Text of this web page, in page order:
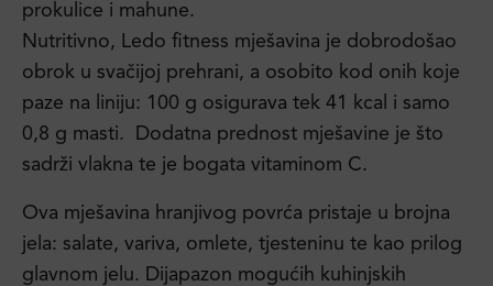
prokulice i mahune.
Nutritivno, Ledo fitness mješavina je dobrodošao
obrok u svačijoj prehrani, a osobito kod onih koje
paze na liniju: 100 g osigurava tek 41 kcal i samo
0,8 g masti. Dodatna prednost mješavine je što
sadrži vlakna te je bogata vitaminom C.
Ova mješavina hranjivog povrća pristaje u brojna
jela: salate, variva, omlete, tjesteninu te kao prilog
glavnom jelu. Dijapazon mogućih kuhinjskih